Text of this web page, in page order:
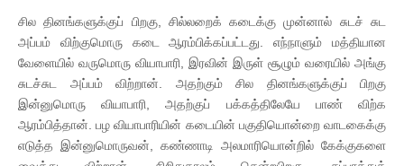
சில தினங்களுக்குப் பிறகு, சில்லறைக் கடைக்கு முன்னால் சுடச் சுட
அப்பம் விற்குமொரு கடை ஆரம்பிக்கப்பட்டது. எந்நாளும் மத்தியான
வேளையில் வருமொரு வியாபாரி, இரவின் இருள் சூழும் வரையில் அங்கு
சுடச்சுட அப்பம் விற்றான். அதற்கும் சில தினங்களுக்குப் பிறகு
இன்னுமொரு வியாபாரி, அதற்குப் பக்கத்திலேயே பாண் விற்க
ஆரம்பித்தான். பழ வியாபாரியின் கடையின் பகுதியொன்றை வாடகைக்கு
எடுத்த இன்னுமொருவன், கண்ணாடி அலமாரியொன்றில் கேக்குகளை